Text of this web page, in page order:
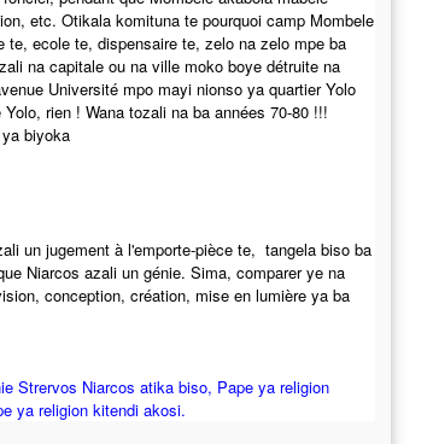
etc. Otikala komituna te pourquoi camp Mombele
ecole te, dispensaire te, zelo na zelo mpe ba
na capitale ou na ville moko boye détruite na
Université mpo mayi nionso ya quartier Yolo
rien ! Wana tozali na ba années 70-80 !!!
biyoka
un jugement à l'emporte-pièce te, tangela biso ba
Niarcos azali un génie. Sima, comparer ye na
conception, création, mise en lumière ya ba
Strervos Niarcos atika biso, Pape ya religion
ya religion kitendi akosi.